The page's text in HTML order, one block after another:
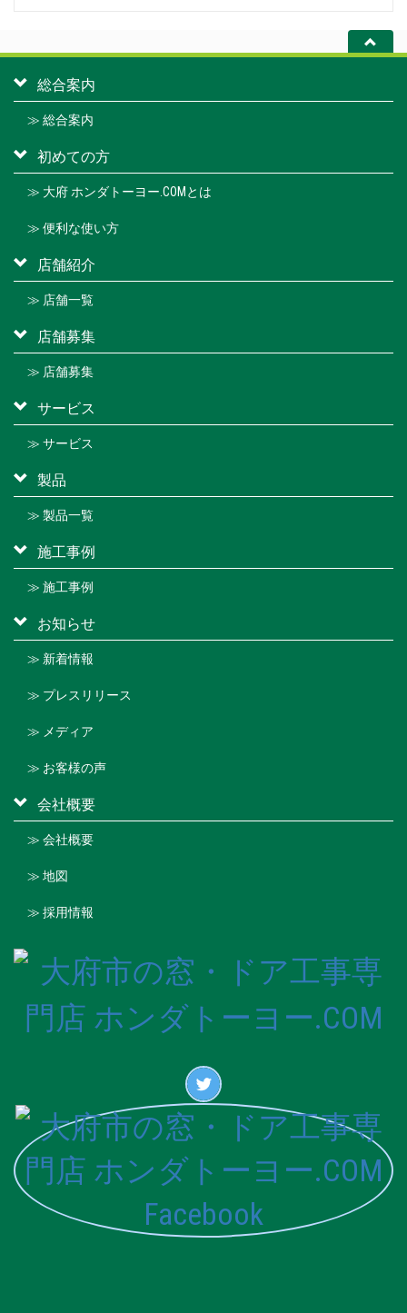
総合案内
≫ 総合案内
初めての方
≫ 大府 ホンダトーヨー.COMとは
≫ 便利な使い方
店舗紹介
≫ 店舗一覧
店舗募集
≫ 店舗募集
サービス
≫ サービス
製品
≫ 製品一覧
施工事例
≫ 施工事例
お知らせ
≫ 新着情報
≫ プレスリリース
≫ メディア
≫ お客様の声
会社概要
≫ 会社概要
≫ 地図
≫ 採用情報